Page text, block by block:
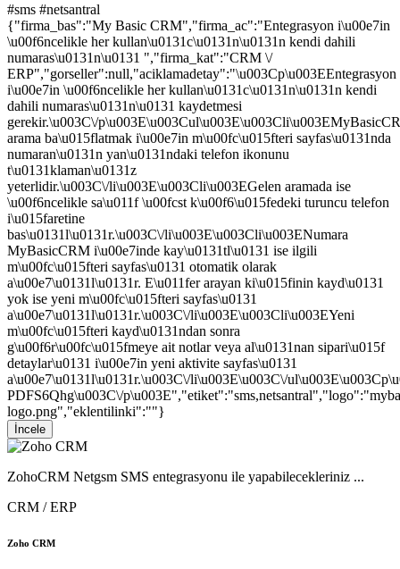
#sms #netsantral
{"firma_bas":"My Basic CRM","firma_ac":"Entegrasyon i\u00e7in
\u00f6ncelikle her kullan\u0131c\u0131n\u0131n kendi dahili
numaras\u0131n\u0131 ","firma_kat":"CRM \/
ERP","gorseller":null,"aciklamadetay":"\u003Cp\u003EEntegrasyon
i\u00e7in \u00f6ncelikle her kullan\u0131c\u0131n\u0131n kendi
dahili numaras\u0131n\u0131 kaydetmesi
gerekir.\u003C\/
arama ba\u015flatmak i\u00e7in m\u00fc\u015fteri sayfas\u0131nda
numaran\u0131n yan\u0131ndaki telefon ikonunu
t\u0131klaman\u0131z
yeterlidir.\u003C\/li\u003E\u003Cli\u003EGelen aramada ise
\u00f6ncelikle sa\u011f \u00fcst k\u00f6\u015fedeki turuncu telefon
i\u015faretine
bas\u0131l\u0131r.\u003C\/li\u003E\u003Cli\u003ENumara
MyBasicCRM i\u00e7inde kay\u0131tl\u0131 ise ilgili
m\u00fc\u015fteri sayfas\u0131 otomatik olarak
a\u00e7\u0131l\u0131r. E\u011fer arayan ki\u015finin kayd\u0131
yok ise yeni m\u00fc\u015fteri sayfas\u0131
a\u00e7\u0131l\u0131r.\u003C\/li\u003E\u003Cli\u003EYeni
m\u00fc\u015fteri kayd\u0131ndan sonra
g\u00f6r\u00fc\u015fmeye ait notlar veya al\u0131nan sipari\u015f
detaylar\u0131 i\u00e7in yeni aktivite sayfas\u0131
a\u00e7\u0131l\u0131r.\u003C\/li\u003E\u003C\/
PDFS6Qhg\u003C\/
logo.png","eklentilinki":""}
İncele
ZohoCRM Netgsm SMS entegrasyonu ile yapabilecekleriniz ...
CRM / ERP
Zoho CRM